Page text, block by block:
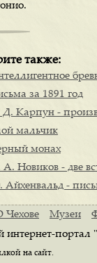
также:
за 1891 год
Карпун -
мальчик
монах
Новиков - две
-
Чехове Музеи
интернет-
на сайт.